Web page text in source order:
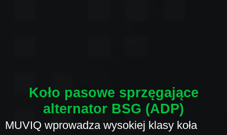
Koło pasowe sprzęgające
alternator BSG (ADP)
MUVIQ wprowadza wysokiej klasy koła